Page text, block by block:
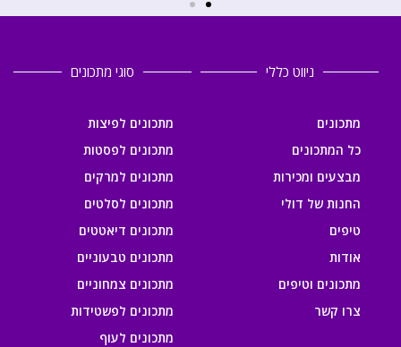
ניווט כללי
מתכונים
כל המתכונים
מבצעים ומכירות
החנות של דולי
טיפים
אודות
מתכונים וטיפים
צרו קשר
סוגי מתכונים
מתכונים לפיצות
מתכונים לפסטות
מתכונים למרקים
מתכונים לסלטים
מתכונים דיאטטים
מתכונים טבעוניים
מתכונים צמחוניים
מתכונים לפשטידות
מתכונים לעוף